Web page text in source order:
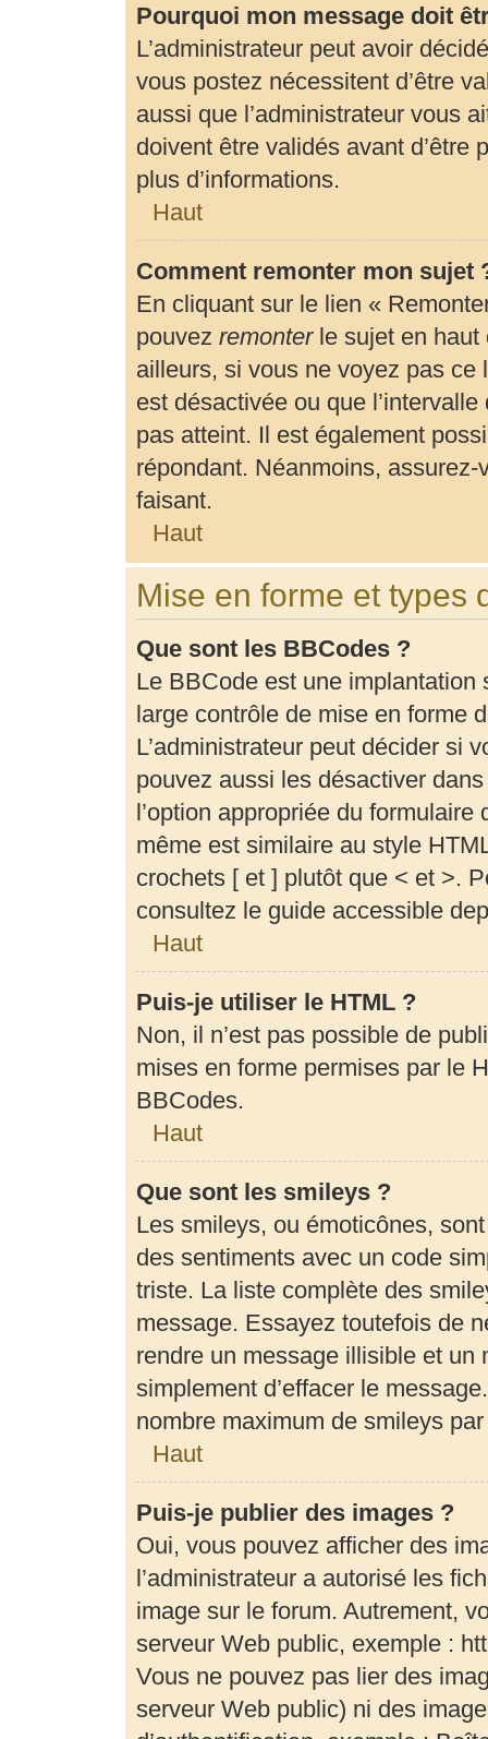
Pourquoi mon message doit
L’administrateur peut avoir
vous postez nécessitent d’être
aussi que l’administrateur vous
doivent être validés avant d’être
plus d’informations.
Haut
Comment remonter mon sujet
En cliquant sur le lien «
pouvez remonterle sujet en haut
ailleurs, si vous ne voyez pas
est désactivée ou que
pas atteint. Il est également
répondant. Néanmoins,
faisant.
Haut
Mise en forme et types
Que sont les BBCodes ?
Le BBCode est une
large contrôle de mise en forme
L’administrateur peut décider si
pouvez aussi les désactiver
l’option appropriée du
même est similaire au style
crochets [ et ] plutôt que < et >.
consultez le guide accessible
Haut
Puis-je utiliser le HTML ?
Non, il n’est pas possible de
mises en forme permises par le
BBCodes.
Haut
Que sont les smileys ?
Les smileys, ou émoticônes,
des sentiments avec un code
triste. La liste complète des
message. Essayez toutefois de
rendre un message illisible et un
simplement d’effacer le
nombre maximum de smileys
Haut
Puis-je publier des images ?
Oui, vous pouvez afficher des
l’administrateur a autorisé les
image sur le forum. Autrement,
serveur Web public, exemple :
Vous ne pouvez pas lier des
serveur Web public) ni des